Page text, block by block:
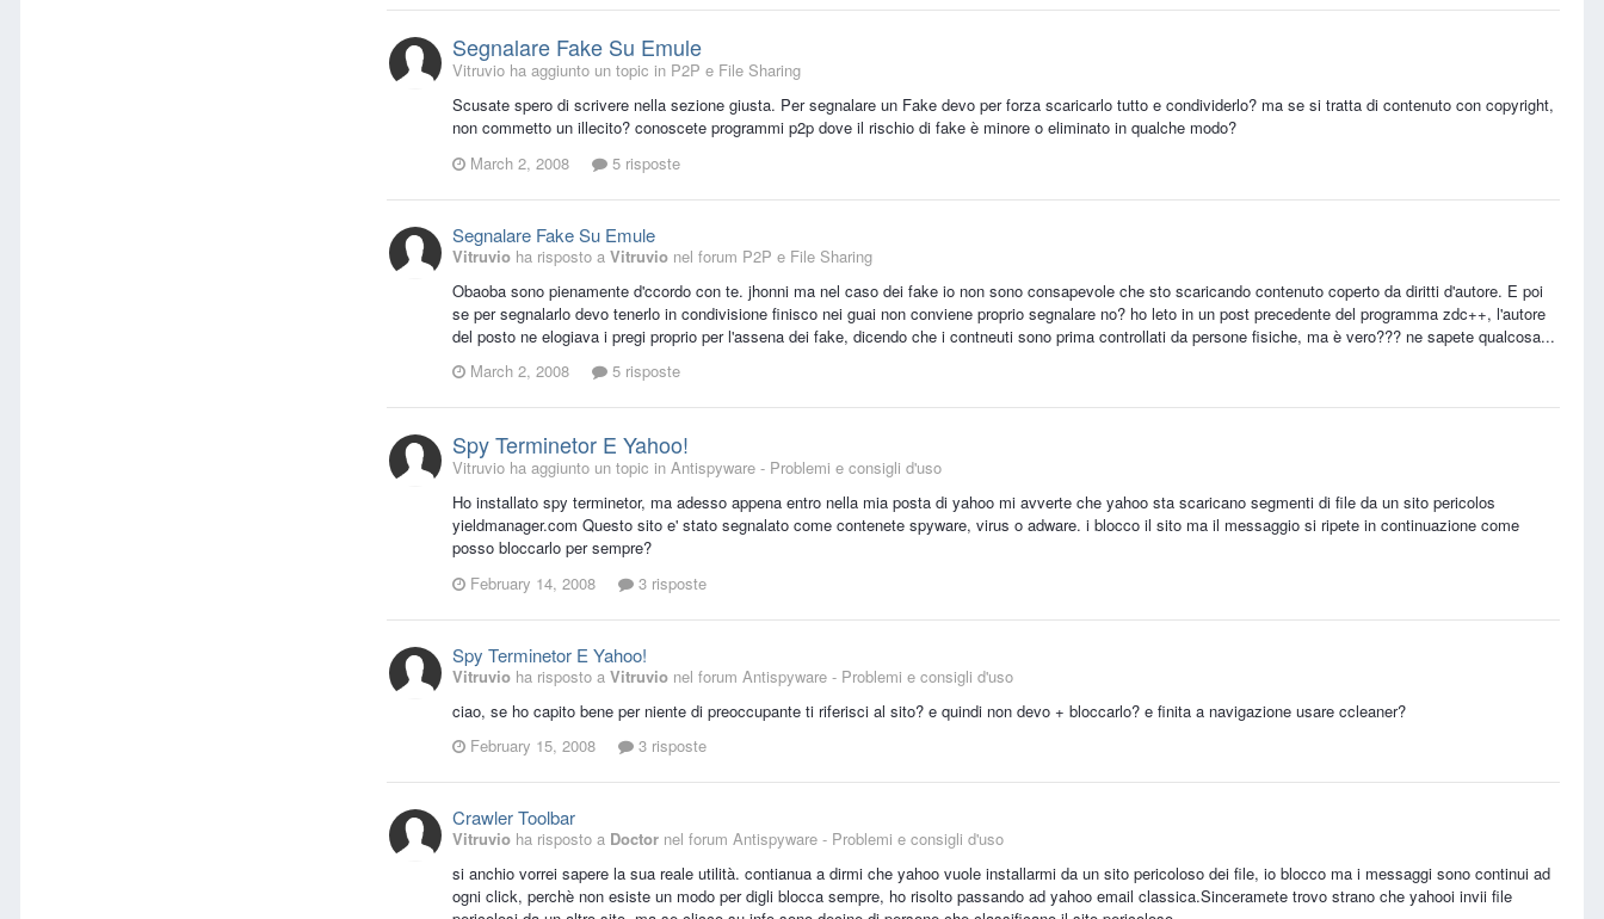
Segnalare Fake Su Emule
Vitruvio ha aggiunto un topic in P2P e File Sharing
Scusate spero di scrivere nella sezione giusta. Per segnalare un Fake devo per forza scaricarlo tutto e condividerlo? ma se si tratta di contenuto con copyright,
non commetto un illecito? conoscete programmi p2p dove il rischio di fake è minore o eliminato in qualche modo?
March 2, 2008
5 risposte
Segnalare Fake Su Emule
Vitruvio ha risposto a Vitruvio nel forum P2P e File Sharing
Obaoba sono pienamente d'ccordo con te. jhonni ma nel caso dei fake io non sono consapevole che sto scaricando contenuto coperto da diritti d'autore. E poi
se per segnalarlo devo tenerlo in condivisione finisco nei guai non conviene proprio segnalare no? ho leto in un post precedente del programma zdc++, l'autore
del posto ne elogiava i pregi proprio per l'assena dei fake, dicendo che i contneuti sono prima controllati da persone fisiche, ma è vero??? ne sapete qualcosa...
March 2, 2008
5 risposte
Spy Terminetor E Yahoo!
Vitruvio ha aggiunto un topic in Antispyware - Problemi e consigli d'uso
Ho installato spy terminetor, ma adesso appena entro nella mia posta di yahoo mi avverte che yahoo sta scaricano segmenti di file da un sito pericolos
yieldmanager.com Questo sito e' stato segnalato come contenete spyware, virus o adware. i blocco il sito ma il messaggio si ripete in continuazione come
posso bloccarlo per sempre?
February 14, 2008
3 risposte
Spy Terminetor E Yahoo!
Vitruvio ha risposto a Vitruvio nel forum Antispyware - Problemi e consigli d'uso
ciao, se ho capito bene per niente di preoccupante ti riferisci al sito? e quindi non devo + bloccarlo? e finita a navigazione usare ccleaner?
February 15, 2008
3 risposte
Crawler Toolbar
Vitruvio ha risposto a Doctor nel forum Antispyware - Problemi e consigli d'uso
si anchio vorrei sapere la sua reale utilità. contianua a dirmi che yahoo vuole installarmi da un sito pericoloso dei file, io blocco ma i messaggi sono continui ad
ogni click, perchè non esiste un modo per digli blocca sempre, ho risolto passando ad yahoo email classica.Sinceramete trovo strano che yahooi invii file